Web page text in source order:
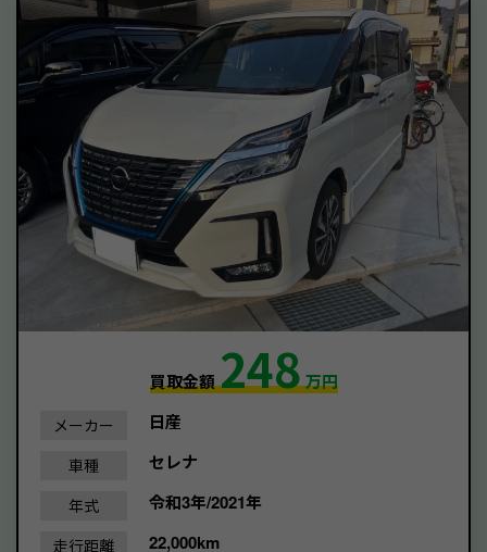
買取金額248万円
メーカー 日産
車種 セレナ
年式 令和3年/2021年
走行距離 22,000km